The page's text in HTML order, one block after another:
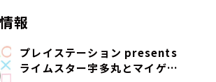
報
プレイステーション presents
ライムスター宇多丸とマイゲー